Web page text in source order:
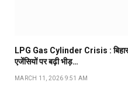
LPG Gas Cylinder Crisis :
एजेंसियों पर बढ़ी भीड़…
MARCH 11, 2026 9:51 AM